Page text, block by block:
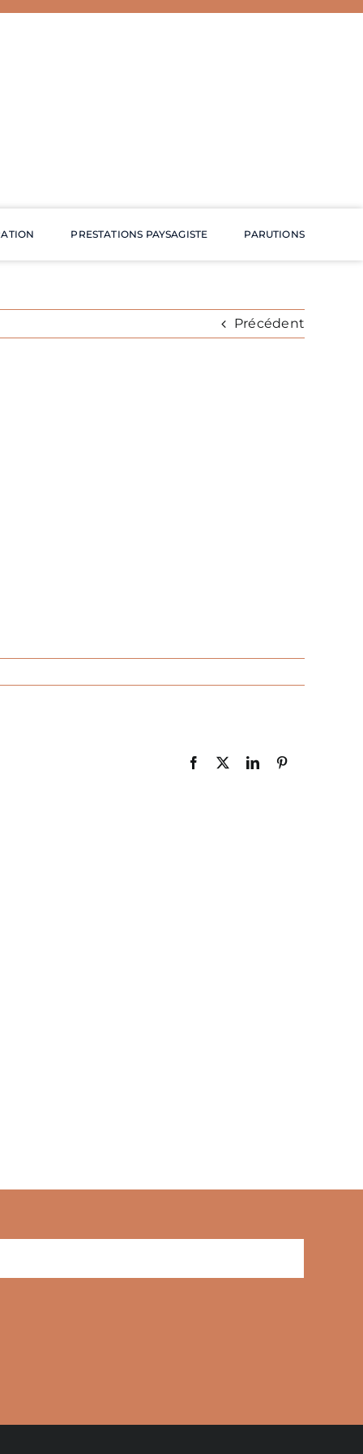
PRESTATIONS PAYSAGISTE PARUTIONS
Précédent
Facebook LinkedIn